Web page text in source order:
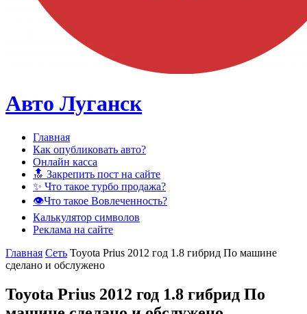
Авто Луганск
Главная
Как опубликовать авто?
Онлайн касса
🔝 Закрепить пост на сайте
✨ Что такое турбо продажа?
👁️Что такое Вовлеченность?
Калькулятор символов
Реклама на сайте
Главная Сеть Toyota Prius 2012 год 1.8 гибрид По машине
сделано и обслужено
Toyota Prius 2012 год 1.8 гибрид По